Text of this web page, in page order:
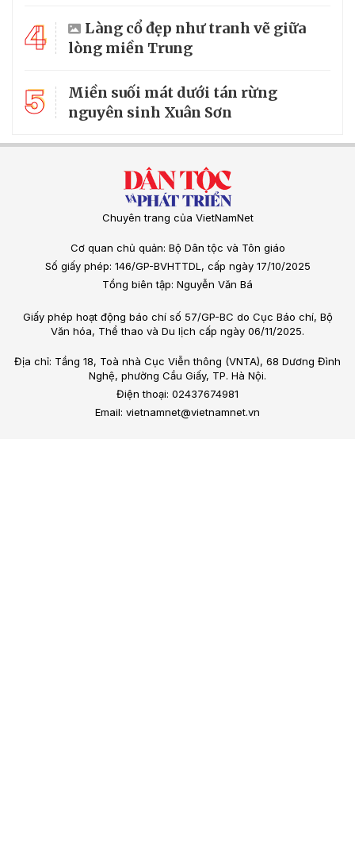
4
Làng cổ đẹp như tranh vẽ giữa
lòng miền Trung
5
Miền suối mát dưới tán rừng
nguyên sinh Xuân Sơn
Chuyên trang của VietNamNet
Cơ quan chủ quản: Bộ Dân tộc và Tôn giáo
Số giấy phép: 146/GP-BVHTTDL, cấp ngày 17/10/2025
Tổng biên tập: Nguyễn Văn Bá
Giấy phép hoạt động báo chí số 57/GP-BC do Cục Báo chí, Bộ
Văn hóa, Thể thao và Du lịch cấp ngày 06/11/2025.
Địa chỉ: Tầng 18, Toà nhà Cục Viễn thông (VNTA), 68 Dương Đình
Nghệ, phường Cầu Giấy, TP. Hà Nội.
Điện thoại: 02437674981
Email: vietnamnet@vietnamnet.vn